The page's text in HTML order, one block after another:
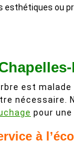
esthétiques ou
est
nécessaire.
pour
à